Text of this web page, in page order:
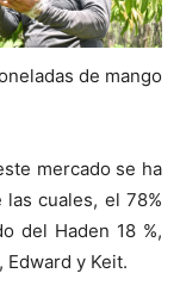
de mango
mercado se ha
cuales, el 78%
del Haden 18 %,
Edward y Keit.